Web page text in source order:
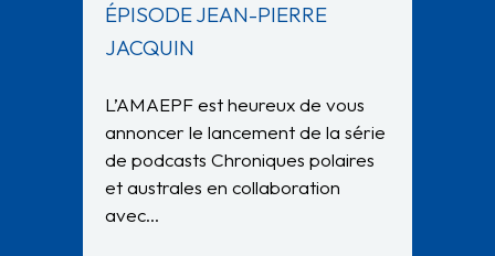
ÉPISODE JEAN-PIERRE
JACQUIN
L’AMAEPF est heureux de vous
annoncer le lancement de la série
de podcasts Chroniques polaires
et australes en collaboration
avec…